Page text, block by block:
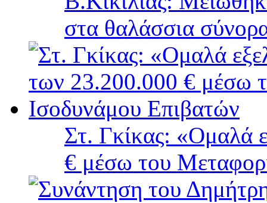
στα θαλάσσια
Στ. Γκίκας: «Ομαλά
€ μέσω του